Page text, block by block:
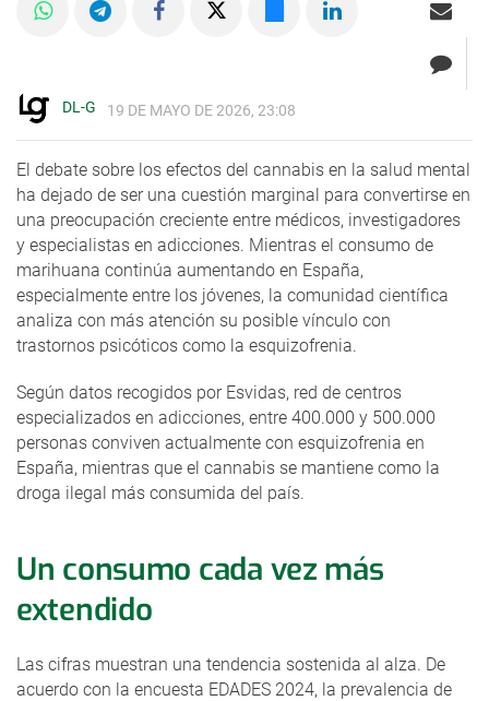
DL-G 19 DE MAYO DE 2026, 23:08
El debate sobre los efectos del cannabis en la salud mental
ha dejado de ser una cuestión marginal para convertirse en
una preocupación creciente entre médicos, investigadores
y especialistas en adicciones. Mientras el consumo de
marihuana continúa aumentando en España,
especialmente entre los jóvenes, la comunidad científica
analiza con más atención su posible vínculo con
trastornos psicóticos como la esquizofrenia.
Según datos recogidos por Esvidas, red de centros
especializados en adicciones, entre 400.000 y 500.000
personas conviven actualmente con esquizofrenia en
España, mientras que el cannabis se mantiene como la
droga ilegal más consumida del país.
Un consumo cada vez más
extendido
Las cifras muestran una tendencia sostenida al alza. De
acuerdo con la encuesta EDADES 2024, la prevalencia de